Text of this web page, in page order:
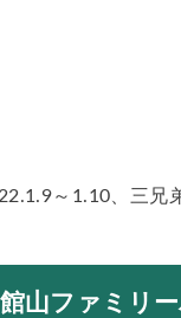
～1.10、三兄
館山ファミリ